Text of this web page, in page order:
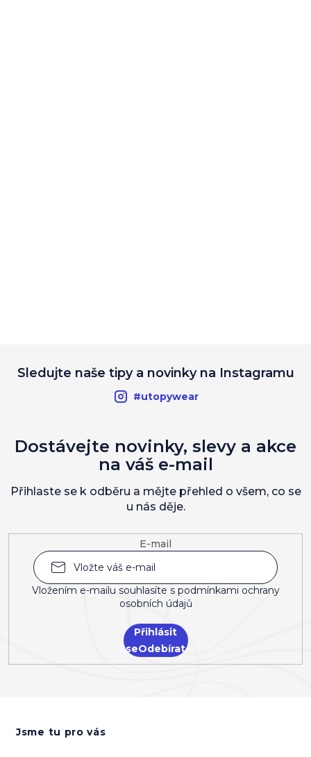
Sledujte naše tipy a novinky na Instagramu
#utopywear
E-mail
Vložením e-mailu souhlasíte s podmínkami ochrany
osobních údajů
Přihlásit
se
Dostávejte novinky, slevy a akce
na váš e-mail
Přihlaste se k odběru a mějte přehled o všem, co se
u nás děje.
Jsme tu pro vás